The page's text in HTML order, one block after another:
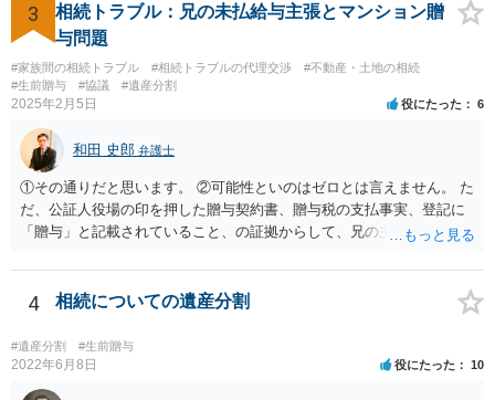
3
相続トラブル：兄の未払給与主張とマンション贈
与問題
#家族間の相続トラブル #相続トラブルの代理交渉
#不動産・土地の相続
#生前贈与
#協議 #遺産分割
2025年2月5日 役にたった 6
和田 史郎 弁護士
①その通りだと思います。 ②可能性といのはゼロとは言えません。 た
だ、公証人役場の印を押した贈与契約書、贈与税の支払事実、登記に
「贈与」と記載されていること、の証拠からして、兄の主張は通らな
わなければ、遺産分割調停を申し立てて進めるのがベターのような気
がしますね。
4 相続についての遺産分割
#遺産分割 #生前贈与
2022年6月8日 役にたった 10